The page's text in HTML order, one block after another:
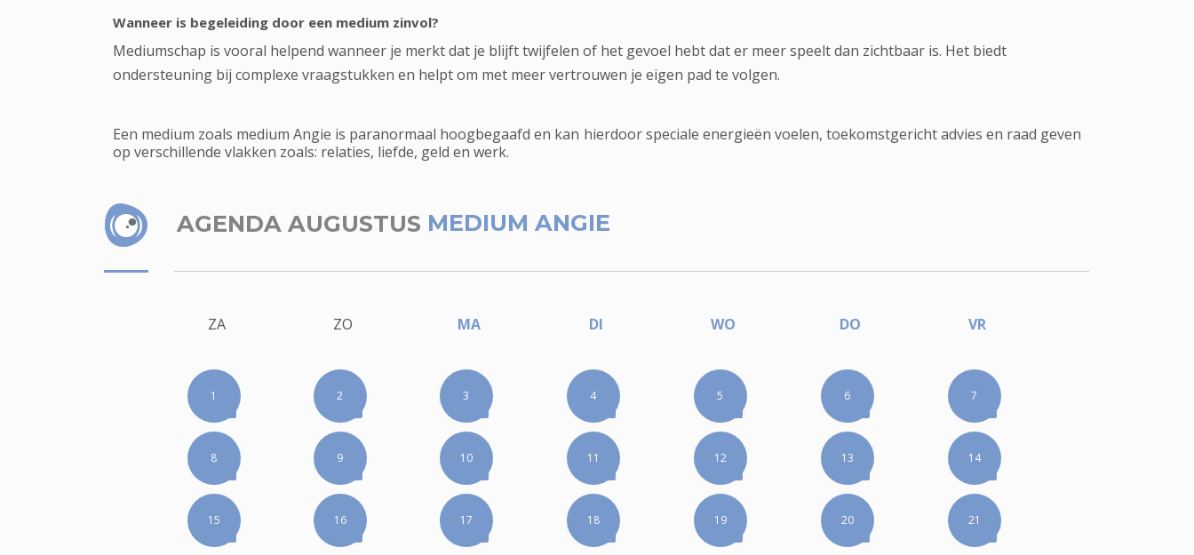
Wanneer is begeleiding door een medium zinvol?
Mediumschap is vooral helpend wanneer je merkt dat je blijft twijfelen of het gevoel hebt dat er meer speelt dan zichtbaar is. Het biedt
ondersteuning bij complexe vraagstukken en helpt om met meer vertrouwen je eigen pad te volgen.
Een medium zoals medium Angie is paranormaal hoogbegaafd en kan hierdoor speciale energieën voelen, toekomstgericht advies en raad geven
op verschillende vlakken zoals: relaties, liefde, geld en werk.
AGENDA AUGUSTUS MEDIUM ANGIE
ZA ZO MA DI WO DO VR
1 2 3 4 5 6 7
8 9 10 11 12 13 14
15 16 17 18 19 20 21